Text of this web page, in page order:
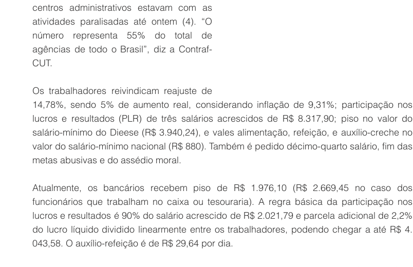
centros administrativos estavam com as
atividades paralisadas até ontem (4). “O
número representa 55% do total de
agências de todo o Brasil”, diz a Contraf-
CUT.
Os trabalhadores reivindicam reajuste de
14,78%, sendo 5% de aumento real, considerando inflação de 9,31%; participação nos
lucros e resultados (PLR) de três salários acrescidos de R$ 8.317,90; piso no valor do
salário-mínimo do Dieese (R$ 3.940,24), e vales alimentação, refeição, e auxílio-creche no
valor do salário-mínimo nacional (R$ 880). Também é pedido décimo-quarto salário, fim das
metas abusivas e do assédio moral.
Atualmente, os bancários recebem piso de R$ 1.976,10 (R$ 2.669,45 no caso dos
funcionários que trabalham no caixa ou tesouraria). A regra básica da participação nos
lucros e resultados é 90% do salário acrescido de R$ 2.021,79 e parcela adicional de 2,2%
do lucro líquido dividido linearmente entre os trabalhadores, podendo chegar a até R$ 4.
043,58. O auxílio-refeição é de R$ 29,64 por dia.